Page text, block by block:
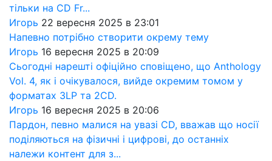
тільки на CD Fr...
Игорь 22 вересня 2025 в 23:01
Напевно потрібно створити окрему тему
Игорь 16 вересня 2025 в 20:09
Сьогодні нарешті офіційно сповіщено, що Anthology
Vol. 4, як і очікувалося, вийде окремим томом у
форматах 3LP та 2CD.
Игорь 16 вересня 2025 в 20:06
Пардон, певно малися на увазі CD, вважав що носії
поділяються на фізичні і цифрові, до останніх
належи контент для з...